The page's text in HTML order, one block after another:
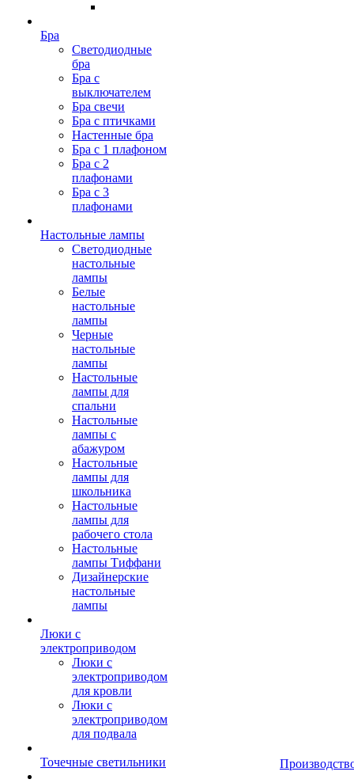
Бра
Светодиодные
бра
Бра с
выключателем
Бра свечи
Бра с птичками
Настенные бра
Бра с 1 плафоном
Бра с 2
плафонами
Бра с 3
плафонами
Настольные лампы
Светодиодные
настольные
лампы
Белые
настольные
лампы
Черные
настольные
лампы
Настольные
лампы для
спальни
Настольные
лампы с
абажуром
Настольные
лампы для
школьника
Настольные
лампы для
рабочего стола
Настольные
лампы Тиффани
Дизайнерские
настольные
лампы
Люки с
электроприводом
Люки с
электроприводом
для кровли
Люки с
электроприводом
для подвала
Точечные светильники